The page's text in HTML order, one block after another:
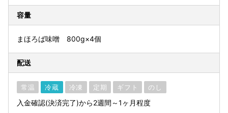
容量
まほろば味噌 800g×4個
配送
常温 冷蔵 冷凍 定期 ギフト のし
入金確認(決済完了)から2週間～1ヶ月程度